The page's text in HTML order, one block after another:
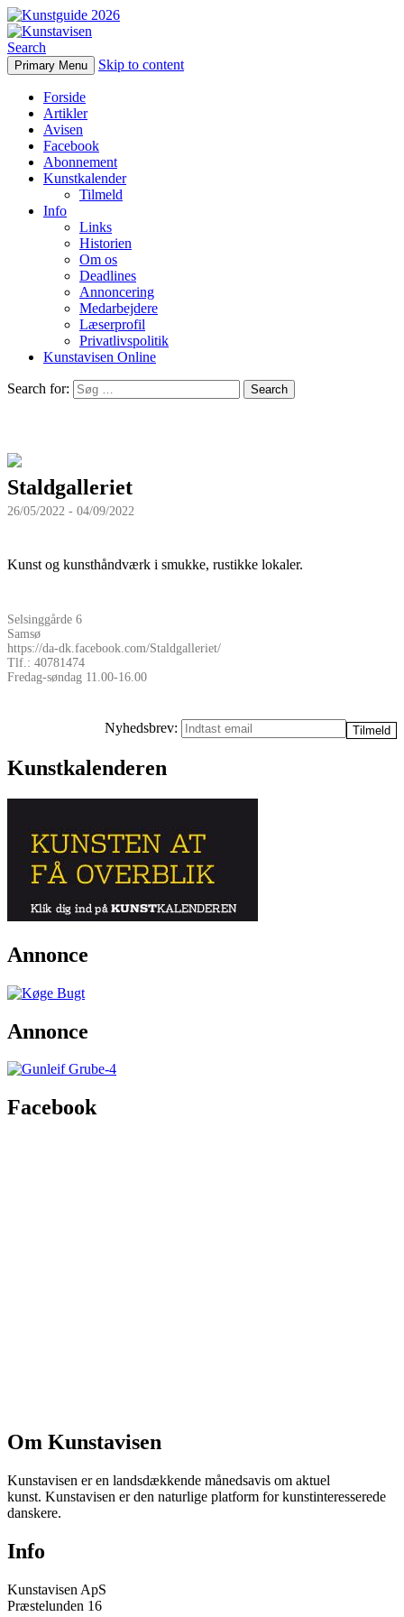
Kunstavisen
Search
Primary Menu Skip to content
Forside
Artikler
Avisen
Facebook
Abonnement
Kunstkalender
Tilmeld
Info
Links
Historien
Om os
Deadlines
Annoncering
Medarbejdere
Læserprofil
Privatlivspolitik
Kunstavisen Online
Search for:
Staldgalleriet
26/05/2022 - 04/09/2022
Kunst og kunsthåndværk i smukke, rustikke lokaler.
Selsinggårde 6
Samsø
https://da-dk.facebook.com/Staldgalleriet/
Tlf.: 40781474
Fredag-søndag 11.00-16.00
Nyhedsbrev:
Kunstkalenderen
Annonce
Annonce
Facebook
Om Kunstavisen
Kunstavisen er en landsdækkende månedsavis om aktuel
kunst. Kunstavisen er den naturlige platform for kunstinteresserede
danskere.
Info
Kunstavisen ApS
Præstelunden 16